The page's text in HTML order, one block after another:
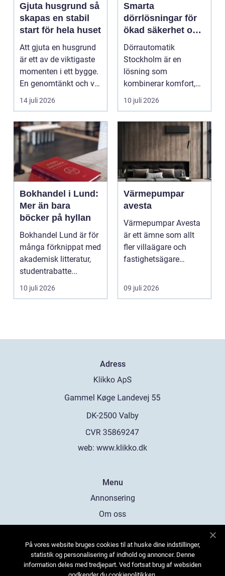
Gjuta husgrund så
skapas en stabil
start för hela huset
Att gjuta en husgrund
är ett av de viktigaste
momenten i ett bygge.
En genomtänkt och väl
utförd gru...
14 juli 2026
Smarta
dörrlösningar för
ökad säkerhet och
komfort
Dörrautomatik
Stockholm är en
lösning som
kombinerar komfort,
säkerhet och tillg...
10 juli 2026
Bokhandel i Lund:
Mer än bara
böcker på hyllan
Bokhandel Lund är för
många förknippat med
akademisk litteratur,
studentrabatte...
10 juli 2026
Värmepumpar
avesta
Värmepumpar Avesta
är ett ämne som allt
fler villaägare och
fastighetsägare
...
09 juli 2026
Adress
web: www.klikko.dk
Menu
Annonsering
Om oss
Kontakta oss
Sitemap
På vores website bruges cookies til at huske dine indstillinger,
statistik og personalisering af indhold og annoncer. Denne
information deles med tredjepart. Ved fortsat brug af websiden